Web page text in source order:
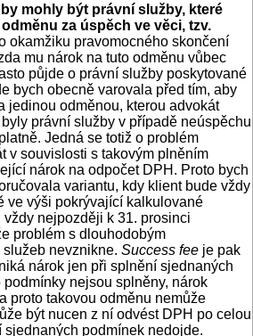
mohly být právní služby, které
za úspěch ve věci, tzv.
okamžiku pravomocného skončení
mu nárok na tuto odměnu vůbec
půjde o právní služby poskytované
bych obecně varovala před tím, aby
jedinou odměnou, kterou advokát
právní služby v případě neúspěchu
Jedná se totiž o problém
v souvislosti s takovým plněním
nárok na odpočet DPH. Proto bych
variantu, kdy klient bude vždy
ve výši pokrývající kalkulované
vždy nejpozději k 31. prosinci
problém s dlouhodobým
nevznikne. Success fee je pak
nárok jen při splnění sjednaných
nejsou splněny, nárok
proto takovou odměnu nemůže
být nucen z ní odvést DPH po celou
podmínek nedojde.